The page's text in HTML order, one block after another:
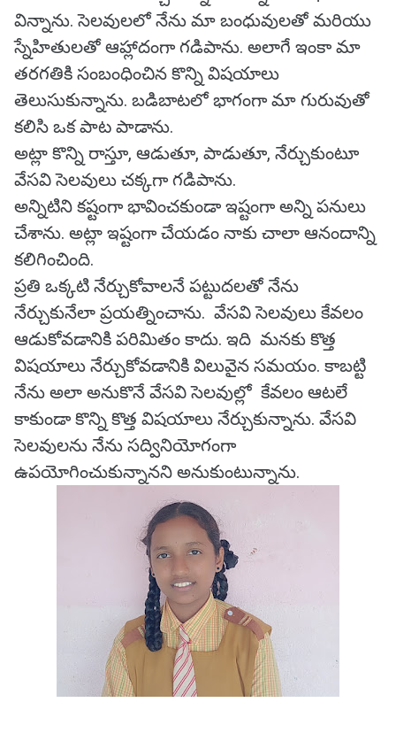
విన్నాను. సెలవులలో నేను మా బంధువులతో మరియు
స్నేహితులతో ఆహ్లాదంగా గడిపాను. అలాగే ఇంకా మా
తరగతికి సంబంధించిన కొన్ని విషయాలు
తెలుసుకున్నాను. బడిబాటలో భాగంగా మా గురువుతో
కలిసి ఒక పాట పాడాను.
అట్లా కొన్ని రాస్తూ, ఆడుతూ, పాడుతూ, నేర్చుకుంటూ
వేసవి సెలవులు చక్కగా గడిపాను.
అన్నిటిని కష్టంగా భావించకుండా ఇష్టంగా అన్ని పనులు
చేశాను. అట్లా ఇష్టంగా చేయడం నాకు చాలా ఆనందాన్ని
కలిగించింది.
ప్రతి ఒక్కటి నేర్చుకోవాలనే పట్టుదలతో నేను
నేర్చుకునేలా ప్రయత్నించాను. వేసవి సెలవులు కేవలం
ఆడుకోవడానికి పరిమితం కాదు. ఇది మనకు కొత్త
విషయాలు నేర్చుకోవడానికి విలువైన సమయం. కాబట్టి
నేను అలా అనుకొనే వేసవి సెలవుల్లో కేవలం ఆటలే
కాకుండా కొన్ని కొత్త విషయాలు నేర్చుకున్నాను. వేసవి
సెలవులను నేను సద్వినియోగంగా
ఉపయోగించుకున్నానని అనుకుంటున్నాను.